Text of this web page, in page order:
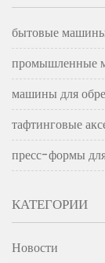
бытовые
промышленные
машины для
тафтинговые
пресс-формы
КАТЕГОРИИ
Новости